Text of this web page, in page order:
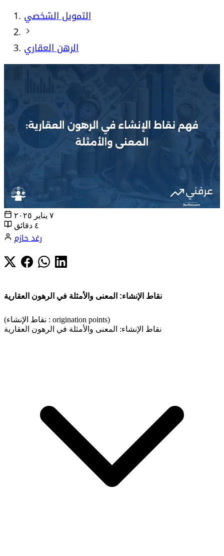
التمويل الشخصي
الرهن العقاري
٧ يناير ٢٠٢٥
٤ دقائق
رغد حازم
نقاط الإنشاء: المعنى والأمثلة في الرهون العقارية
(نقاط الإنشاء : origination points)
نقاط الإنشاء: المعنى والأمثلة في الرهون العقارية